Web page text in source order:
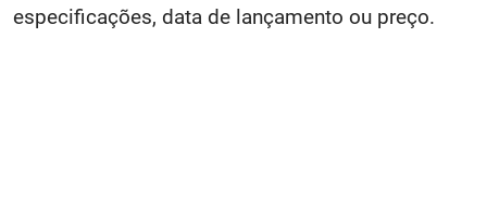
especificações, data de lançamento ou preço.